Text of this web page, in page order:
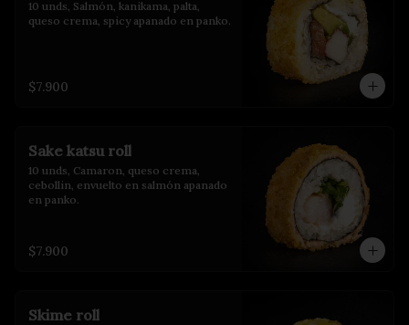
10 unds, Salmón, kanikama, palta,
queso crema, spicy apanado en panko.
$7.900
Sake katsu roll
10 unds, Camaron, queso crema,
cebollin, envuelto en salmón apanado
en panko.
$7.900
Skime roll